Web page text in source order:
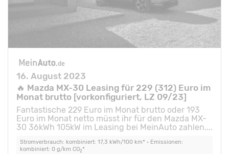
16. August 2023
🔥 Mazda MX-30 Leasing für 229 (312) Euro im
Monat brutto [vorkonfiguriert, LZ 09/23]
Fantastische 229 Euro im Monat brutto oder 193
Euro im Monat netto müsst ihr für den Mazda MX-
30 36kWh 105kW im Leasing bei MeinAuto zahlen....
Stromverbrauch: kombiniert: 17,3 kWh/100 km* • Emissionen:
kombiniert: 0 g/km CO2*